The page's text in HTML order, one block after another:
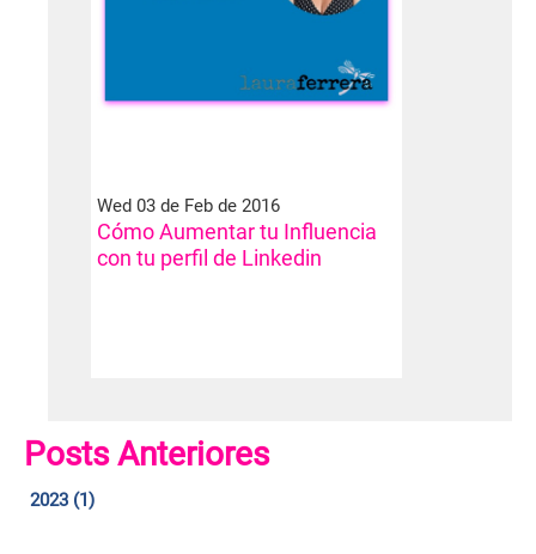
Wed 03 de Feb de 2016
Cómo Aumentar tu Influencia
con tu perfil de Linkedin
Posts Anteriores
2023 (1)